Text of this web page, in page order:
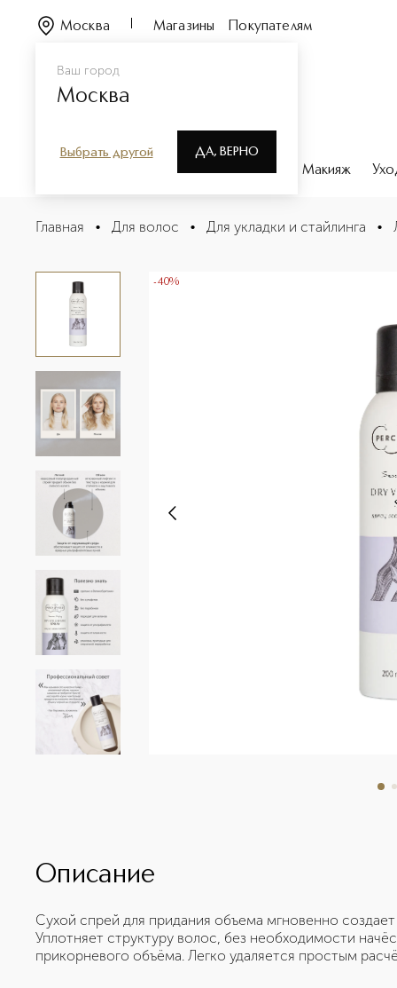
Ваш город
Москва
Выбрать другой ДА, ВЕРНО
Москва Магазины Покупателям
Парфюмерия Макияж
HAIR CARE SESSION STYLING Лак для объема волос
Описание
Главная • Для волос • Для укладки и стайлинга •
-40%
Описание
Сухой спрей для придания объема мгновенно
Уплотняет структуру волос, без необходимости
прикорневого объёма. Легко удаляется простым